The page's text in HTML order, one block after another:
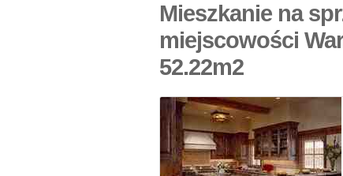
Mieszkanie na
miejscowości
52.22m2